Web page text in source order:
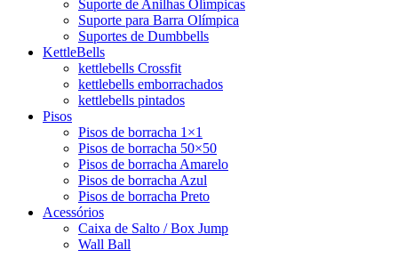
Suporte de Anilhas Olímpicas
Suporte para Barra Olímpica
Suportes de Dumbbells
KettleBells
kettlebells Crossfit
kettlebells emborrachados
kettlebells pintados
Pisos
Pisos de borracha 1×1
Pisos de borracha 50×50
Pisos de borracha Amarelo
Pisos de borracha Azul
Pisos de borracha Preto
Acessórios
Caixa de Salto / Box Jump
Wall Ball